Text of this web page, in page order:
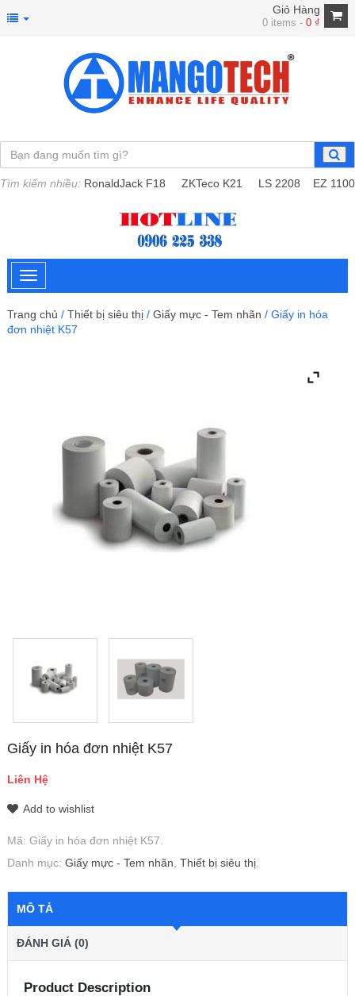
Giỏ Hàng
0 items -0 ₫
Tìm kiếm nhiều: RonaldJack F18 ZKTeco K21 LS 2208 EZ 1100
Trang chủ / Thiết bị siêu thị / Giấy mực - Tem nhãn / Giấy in hóa
đơn nhiệt K57
Giấy in hóa đơn nhiệt K57
Liên Hệ
Add to wishlist
Mã: Giấy in hóa đơn nhiệt K57
Danh mục: Giấy mực - Tem nhãn Thiết bị siêu thị
MÔ TẢ
ĐÁNH GIÁ (0)
Product Description